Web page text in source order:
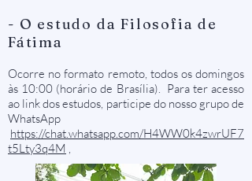
- O estudo da Filosofia de
Fátima
Ocorre no formato remoto, todos os domingos
às 10:00 (horário de Brasília). Para ter acesso
ao link dos estudos, participe do nosso grupo de
WhatsApp
https://chat.whatsapp.com/H4WW0k4zwrUF7
t5Lty3q4M ,